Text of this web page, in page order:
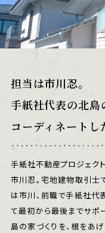
担当は市川忍。
手紙社代表の北島
コーディネートし
手紙社不動産プロジェク
市川忍。宅地建物取引士
は市川、前職で手紙社代
て最初から最後までサポ
島の家づくりを、根をあ